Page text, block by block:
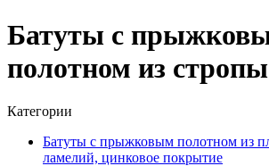
Батуты с
полотном из стропы
Категории
Батуты с прыжковым полотном из
ламелий, цинковое покрытие